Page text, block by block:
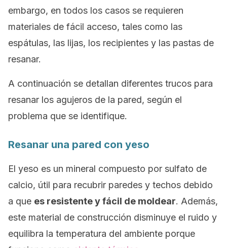
embargo, en todos los casos se requieren
materiales de fácil acceso, tales como las
espátulas, las lijas, los recipientes y las pastas de
resanar.
A continuación se detallan diferentes trucos para
resanar los agujeros de la pared, según el
problema que se identifique.
Resanar una pared con yeso
El yeso es un mineral compuesto por sulfato de
calcio, útil para recubrir paredes y techos debido
a que es resistente y fácil de moldear. Además,
este material de construcción disminuye el ruido y
equilibra la temperatura del ambiente porque